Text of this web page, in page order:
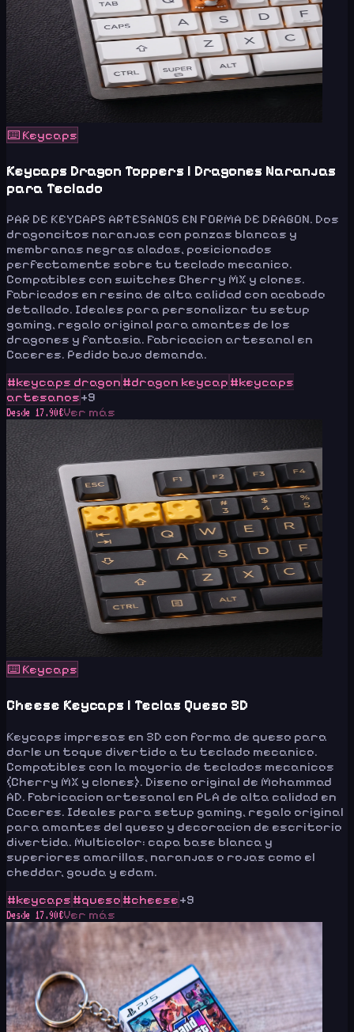
⌨️ Keycaps
Keycaps Dragon Toppers | Dragones Naranjas
para Teclado
PAR DE KEYCAPS ARTESANOS EN FORMA DE DRAGON. Dos
dragoncitos naranjas con panzas blancas y
membranas negras aladas, posicionados
perfectamente sobre tu teclado mecanico.
Compatibles con switches Cherry MX y clones.
Fabricados en resina de alta calidad con acabado
detallado. Ideales para personalizar tu setup
gaming, regalo original para amantes de los
dragones y fantasia. Fabricacion artesanal en
Caceres. Pedido bajo demanda.
#keycaps dragon #dragon keycap #keycaps
artesanos+9
Desde 17.90€Ver más
⌨️ Keycaps
Cheese Keycaps | Teclas Queso 3D
Keycaps impresas en 3D con forma de queso para
darle un toque divertido a tu teclado mecanico.
Compatibles con la mayoria de teclados mecanicos
(Cherry MX y clones). Diseno original de Mohammad
AD. Fabricacion artesanal en PLA de alta calidad en
Caceres. Ideales para setup gaming, regalo original
para amantes del queso y decoracion de escritorio
divertida. Multicolor: capa base blanca y
superiores amarillas, naranjas o rojas como el
cheddar, gouda y edam.
#keycaps #queso #cheese+9
Desde 17.90€Ver más